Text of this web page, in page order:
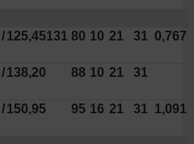
/ 125,45131 80 10 21 31 0,767
/ 138,20 88 10 21 31
/ 150,95 95 16 21 31 1,091